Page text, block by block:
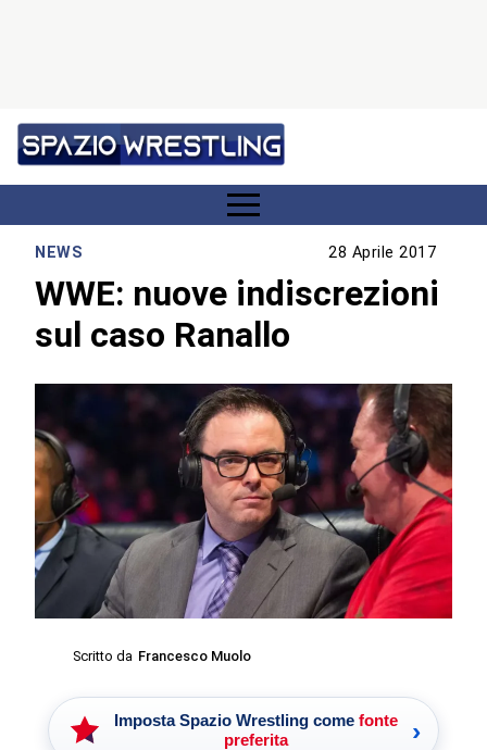
NEWS 28 Aprile 2017
WWE: nuove indiscrezioni
sul caso Ranallo
Scritto da Francesco Muolo
Imposta Spazio Wrestling come fonte
preferita
›